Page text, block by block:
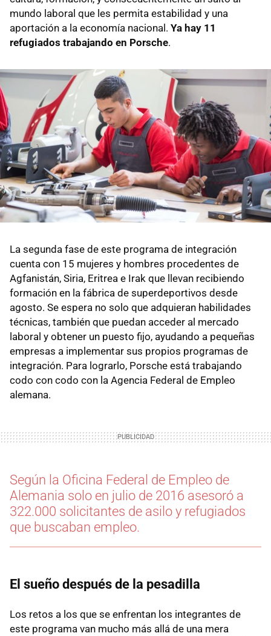
mundo laboral que les permita estabilidad y una
aportación a la economía nacional. Ya hay 11
refugiados trabajando en Porsche.
La segunda fase de este programa de integración
cuenta con 15 mujeres y hombres procedentes de
Agfanistán, Siria, Eritrea e Irak que llevan recibiendo
formación en la fábrica de superdeportivos desde
agosto. Se espera no solo que adquieran habilidades
técnicas, también que puedan acceder al mercado
laboral y obtener un puesto fijo, ayudando a pequeñas
empresas a implementar sus propios programas de
integración. Para lograrlo, Porsche está trabajando
codo con codo con la Agencia Federal de Empleo
alemana.
Según la Oficina Federal de Empleo de
Alemania solo en julio de 2016 asesoró a
322.000 solicitantes de asilo y refugiados
que buscaban empleo.
El sueño después de la pesadilla
Los retos a los que se enfrentan los integrantes de
este programa van mucho más allá de una mera